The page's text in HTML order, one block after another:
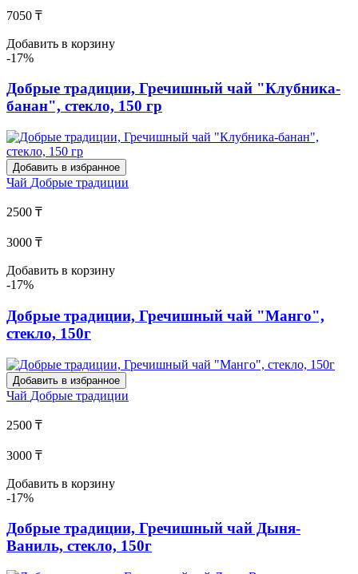
7050 ₸
Добавить в корзину
-17%
Добрые традиции, Гречишный чай "Клубника-
банан", стекло, 150 гр
Добавить в избранное
Чай Добрые традиции
2500 ₸
3000 ₸
Добавить в корзину
-17%
Добрые традиции, Гречишный чай "Манго",
стекло, 150г
Добавить в избранное
Чай Добрые традиции
2500 ₸
3000 ₸
Добавить в корзину
-17%
Добрые традиции, Гречишный чай Дыня-
Ваниль, стекло, 150г